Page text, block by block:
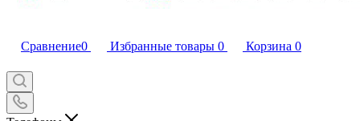
Сравнение0 Избранные товары 0 Корзина 0